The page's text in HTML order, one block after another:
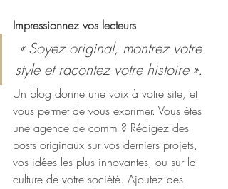
Impressionnez vos lecteurs
« Soyez original, montrez votre
style et racontez votre histoire ».
Un blog donne une voix à votre site, et
vous permet de vous exprimer. Vous êtes
une agence de comm ? Rédigez des
posts originaux sur vos derniers projets,
vos idées les plus innovantes, ou sur la
culture de votre société. Ajoutez des